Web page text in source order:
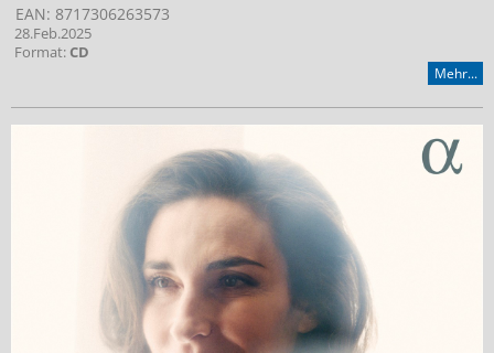
EAN: 8717306263573
28.Feb.2025
Format:CD
Mehr...